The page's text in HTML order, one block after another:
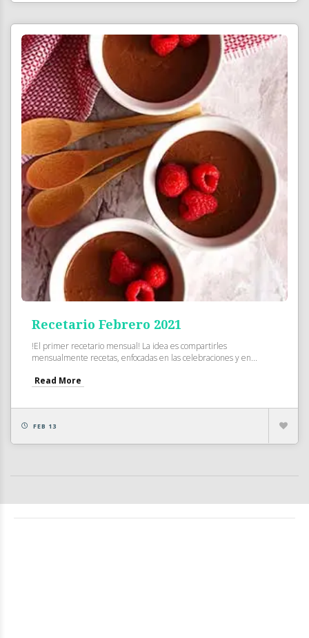
Recetario Febrero 2021
!El primer recetario mensual! La idea es compartirles
mensualmente recetas, enfocadas en las celebraciones y en...
Read More
FEB 13